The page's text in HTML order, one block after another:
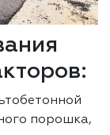
порошка,